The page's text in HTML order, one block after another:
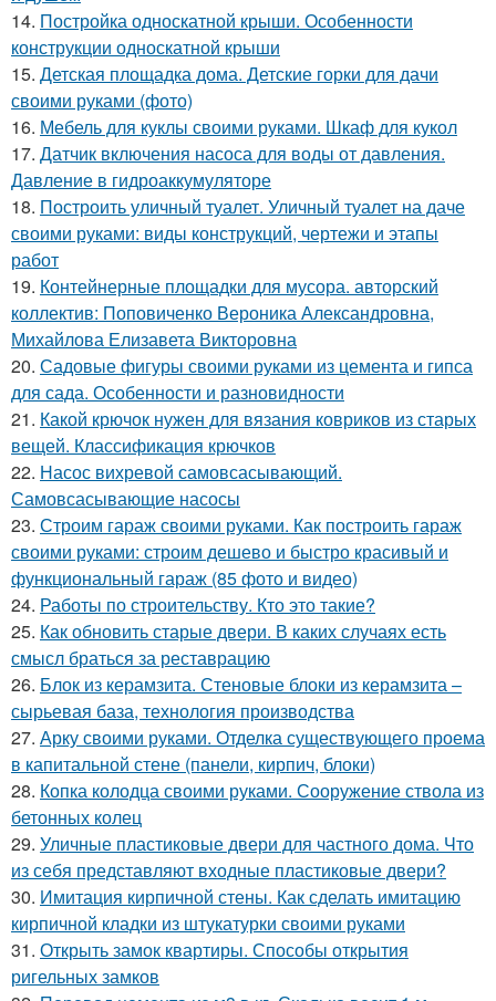
14. Постройка односкатной крыши. Особенности
конструкции односкатной крыши
15. Детская площадка дома. Детские горки для дачи
своими руками (фото)
16. Мебель для куклы своими руками. Шкаф для кукол
17. Датчик включения насоса для воды от давления.
Давление в гидроаккумуляторе
18. Построить уличный туалет. Уличный туалет на даче
своими руками: виды конструкций, чертежи и этапы
работ
19. Контейнерные площадки для мусора. авторский
коллектив: Поповиченко Вероника Александровна,
Михайлова Елизавета Викторовна
20. Садовые фигуры своими руками из цемента и гипса
для сада. Особенности и разновидности
21. Какой крючок нужен для вязания ковриков из старых
вещей. Классификация крючков
22. Насос вихревой самовсасывающий.
Самовсасывающие насосы
23. Строим гараж своими руками. Как построить гараж
своими руками: строим дешево и быстро красивый и
функциональный гараж (85 фото и видео)
24. Работы по строительству. Кто это такие?
25. Как обновить старые двери. В каких случаях есть
смысл браться за реставрацию
26. Блок из керамзита. Стеновые блоки из керамзита –
сырьевая база, технология производства
27. Арку своими руками. Отделка существующего проема
в капитальной стене (панели, кирпич, блоки)
28. Копка колодца своими руками. Сооружение ствола из
бетонных колец
29. Уличные пластиковые двери для частного дома. Что
из себя представляют входные пластиковые двери?
30. Имитация кирпичной стены. Как сделать имитацию
кирпичной кладки из штукатурки своими руками
31. Открыть замок квартиры. Способы открытия
ригельных замков